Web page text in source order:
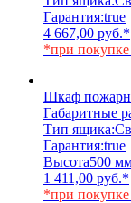
Гарантия:true
4 667,00 руб.*
*при
Шкаф
Габаритные
Тип ящика:
Гарантия:true
Высота500
1 411,00 руб.*
*при